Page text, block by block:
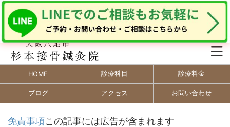
HOME 診療科目 診療料金
ブログ アクセス お問い合わせ
免責事項この記事には広告が含まれます